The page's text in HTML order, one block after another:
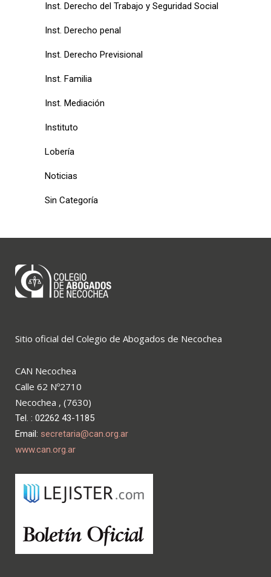
Inst. Derecho del Trabajo y Seguridad Social
Inst. Derecho penal
Inst. Derecho Previsional
Inst. Familia
Inst. Mediación
Instituto
Lobería
Noticias
Sin Categoría
Sitio oficial del Colegio de Abogados de Necochea
CAN Necochea
Calle 62 Nº2710
Necochea , (7630)
Tel. : 02262 43-1185
Email: secretaria@can.org.ar
www.can.org.ar